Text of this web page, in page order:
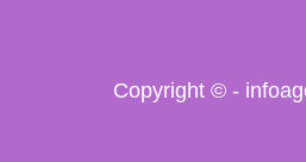
Copyright © -